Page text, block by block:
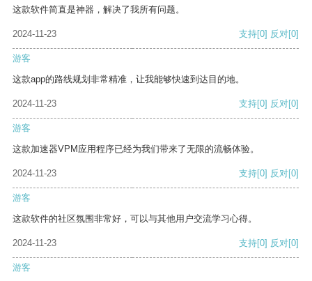
这款软件简直是神器，解决了我所有问题。
2024-11-23 支持[0] 反对[0]
游客
这款app的路线规划非常精准，让我能够快速到达目的地。
2024-11-23 支持[0] 反对[0]
游客
这款加速器VPM应用程序已经为我们带来了无限的流畅体验。
2024-11-23 支持[0] 反对[0]
游客
这款软件的社区氛围非常好，可以与其他用户交流学习心得。
2024-11-23 支持[0] 反对[0]
游客